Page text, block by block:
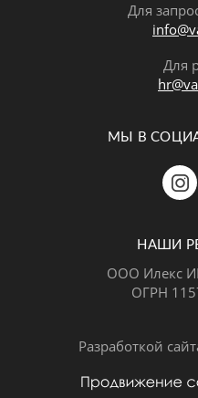
Для
Для
МЫ В
НАШИ
ООО Илекс
ОГРН
Разработкой
Позвонить